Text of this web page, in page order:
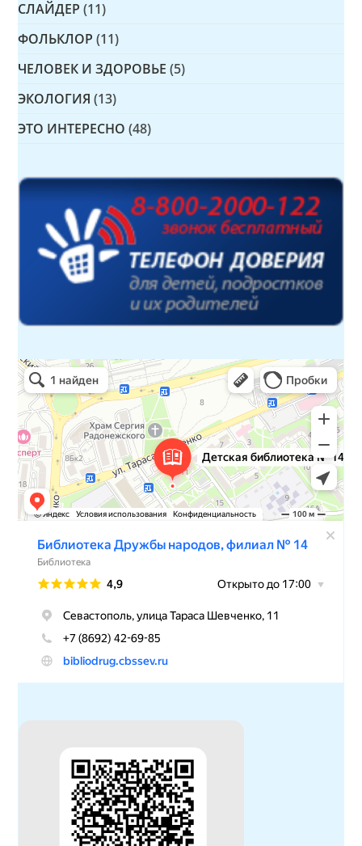
СЛАЙДЕР (11)
ФОЛЬКЛОР (11)
ЧЕЛОВЕК И ЗДОРОВЬЕ (5)
ЭКОЛОГИЯ (13)
ЭТО ИНТЕРЕСНО (48)
Детская библиотека № 14 Дружбы народов
Библиотека в Севастополе